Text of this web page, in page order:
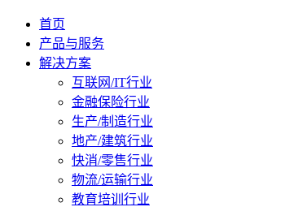
首页
产品与服务
解决方案
互联网/IT行业
金融保险行业
生产/制造行业
地产/建筑行业
快消/零售行业
物流/运输行业
教育培训行业